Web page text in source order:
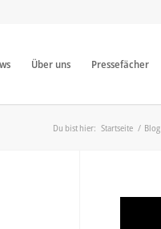
Über uns Pressefächer
Du bist hier: Startseite / Blog